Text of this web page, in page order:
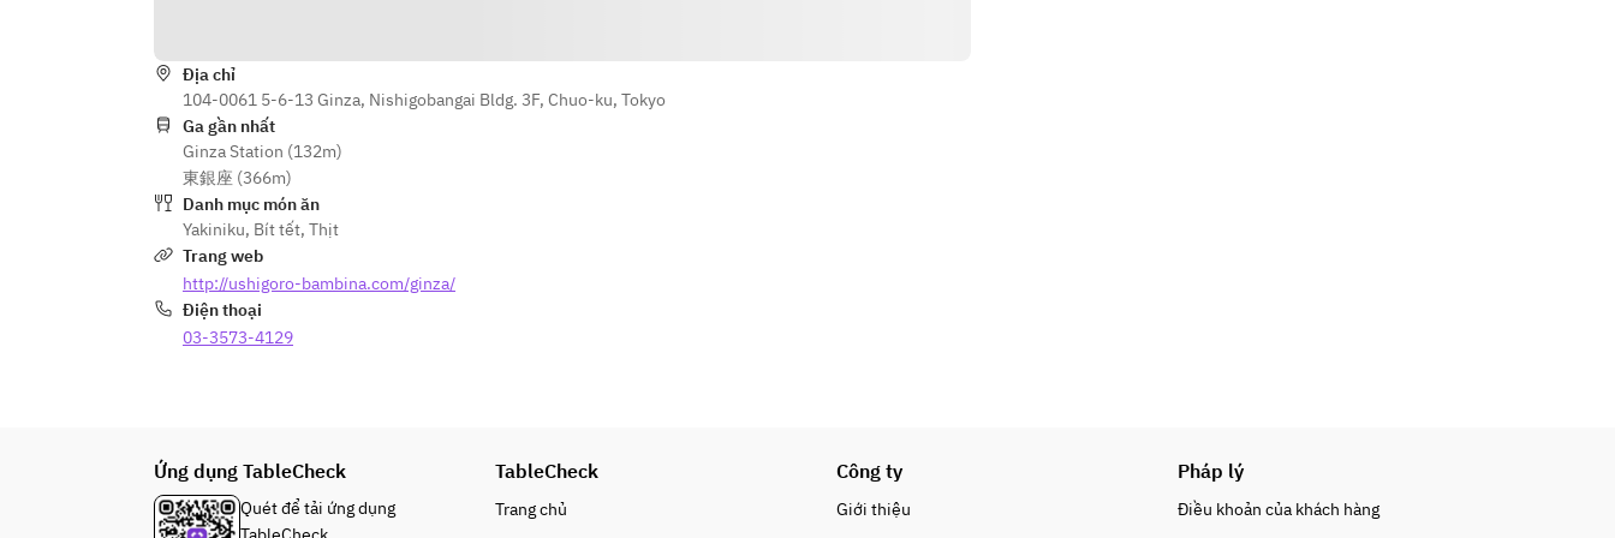
Địa chỉ
104-0061 5-6-13 Ginza, Nishigobangai Bldg. 3F, Chuo-ku, Tokyo
Ga gần nhất
Ginza Station (132m)
東銀座 (366m)
Danh mục món ăn
Yakiniku, Bít tết, Thịt
Trang web
http://ushigoro-bambina.com/ginza/
Điện thoại
03-3573-4129
Ứng dụng TableCheck
Quét để tải ứng dụng
TableCheck
Trang chủ
Công ty
Giới thiệu
Pháp lý
Điều khoản của khách hàng